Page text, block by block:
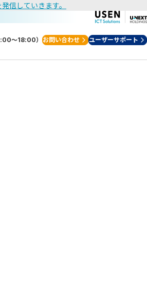
信していきます。
～18:00） お問い合わせ ユーザーサポート